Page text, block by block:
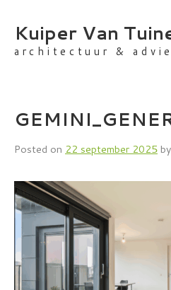
content
Kuiper Van
architectuur &
Posted on 22 september 2025 by